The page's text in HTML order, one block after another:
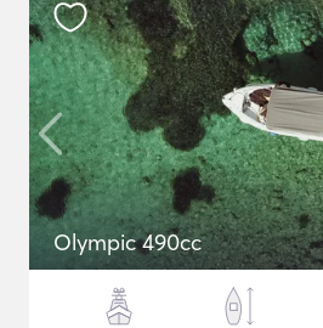
Olympic 490cc